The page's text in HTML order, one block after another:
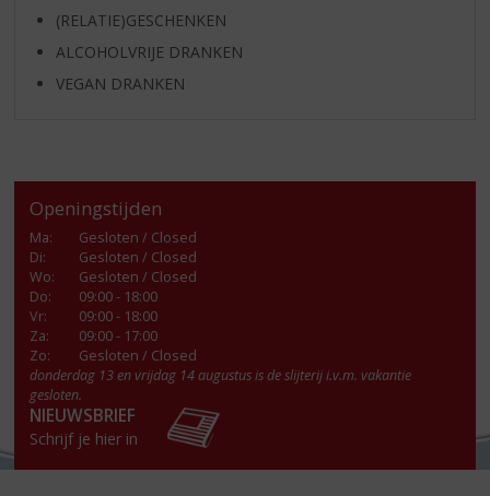
(RELATIE)GESCHENKEN
ALCOHOLVRIJE DRANKEN
VEGAN DRANKEN
Openingstijden
Ma:
Gesloten / Closed
Di:
Gesloten / Closed
Wo:
Gesloten / Closed
Do:
09:00 - 18:00
Vr:
09:00 - 18:00
Za:
09:00 - 17:00
Zo:
Gesloten / Closed
donderdag 13 en vrijdag 14 augustus is de slijterij i.v.m. vakantie
gesloten.
NIEUWSBRIEF
Schrijf je hier in